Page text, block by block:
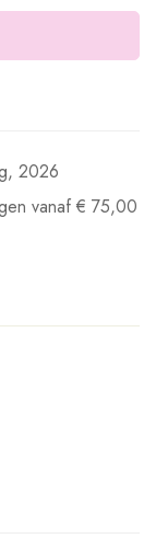
2026
vanaf € 75,00